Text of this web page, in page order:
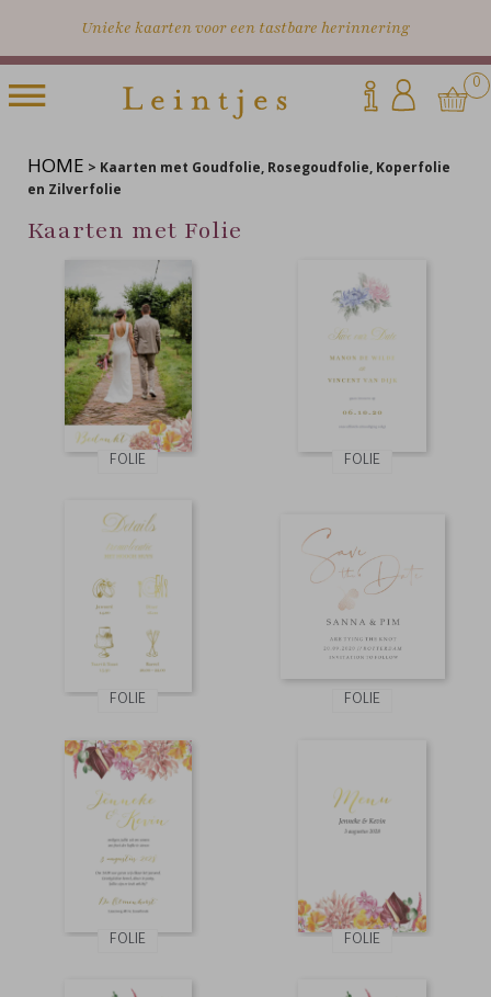
Unieke kaarten voor een tastbare herinnering
0
HOME > Kaarten met Goudfolie, Rosegoudfolie, Koperfolie
en Zilverfolie
Kaarten met Folie
FOLIE FOLIE
FOLIE FOLIE
FOLIE FOLIE